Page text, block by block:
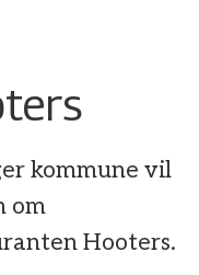
kommune vil
om
Hooters.